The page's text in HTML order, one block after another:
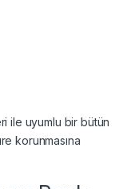
ile uyumlu bir bütün
korunmasına